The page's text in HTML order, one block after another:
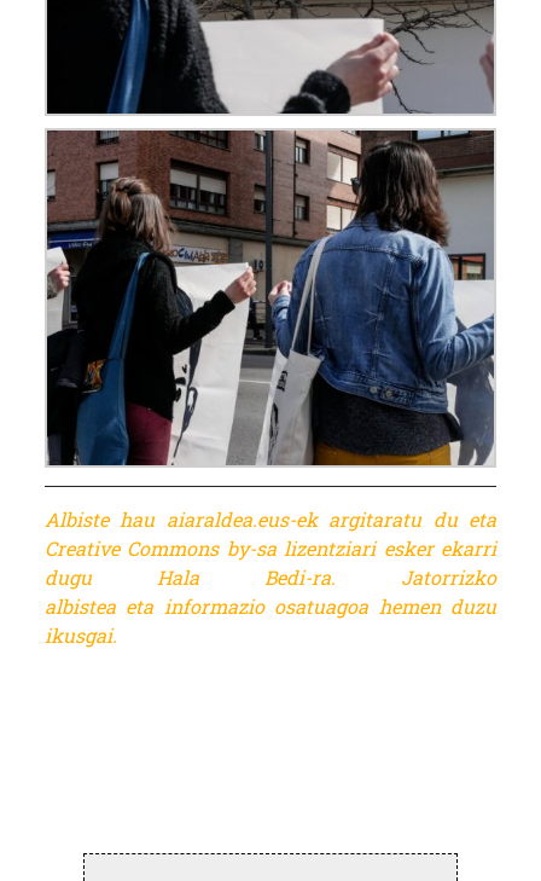
Albiste hau aiaraldea.eus-ek argitaratu du eta
Creative Commons by-sa lizentziari esker ekarri
dugu Hala Bedi-ra. Jatorrizko
albistea eta informazio osatuagoa hemen duzu
ikusgai.